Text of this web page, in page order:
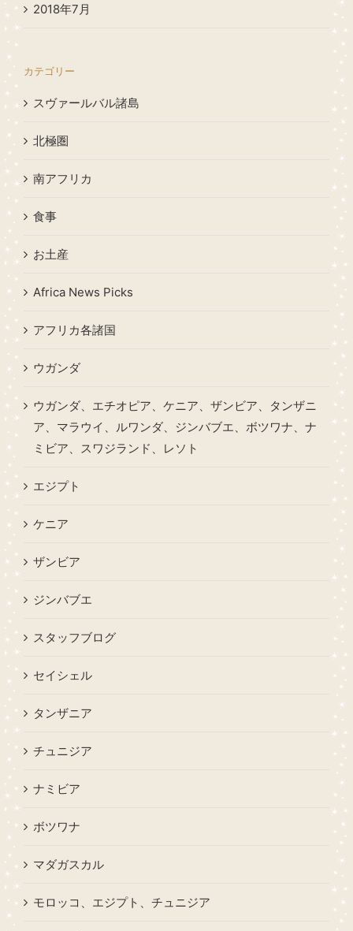
2018年7月
カテゴリー
スヴァールバル諸島
北極圏
南アフリカ
食事
お土産
Africa News Picks
アフリカ各諸国
ウガンダ
ウガンダ、エチオピア、ケニア、ザンビア、タンザニ
ア、マラウイ、ルワンダ、ジンバブエ、ボツワナ、ナ
ミビア、スワジランド、レソト
エジプト
ケニア
ザンビア
ジンバブエ
スタッフブログ
セイシェル
タンザニア
チュニジア
ナミビア
ボツワナ
マダガスカル
モロッコ、エジプト、チュニジア